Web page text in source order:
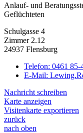
Anlauf- und
Geflüchteten
Schulgasse 4
Zimmer 2.12
24937 Flensburg
Telefon: 0461 85-
E-Mail:
Nachricht schreiben
Karte anzeigen
Visitenkarte exportieren
zurück
nach oben